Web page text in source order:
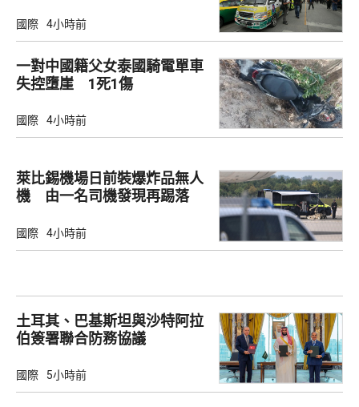
國際 4小時前
一對中國籍父女泰國騎電單車
失控墮崖 1死1傷
國際 4小時前
萊比錫機場日前裝爆炸品無人
機 由一名司機發現再踢落
國際 4小時前
土耳其、巴基斯坦與沙特阿拉
伯簽署聯合防務協議
國際 5小時前